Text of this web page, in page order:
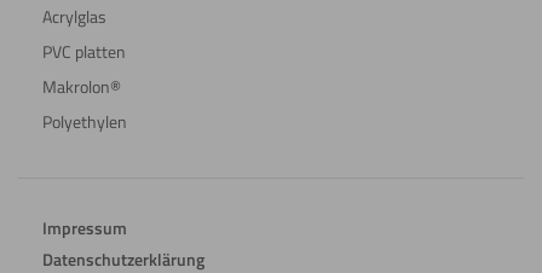
Acrylglas
PVC platten
Makrolon®
Polyethylen
Impressum
Datenschutzerklärung